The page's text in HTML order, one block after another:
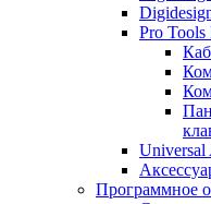
Pro Tools
Universal
Программное